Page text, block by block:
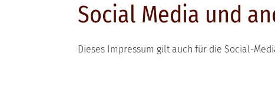
Social Media und
Dieses Impressum gilt auch für die Social-